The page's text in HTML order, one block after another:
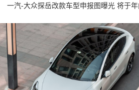
一汽-大众探岳改款车型申报图曝光 将于